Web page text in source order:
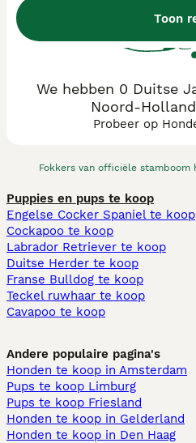
Toon
Fokkers van officiële stamboom
We hebben 0 Duitse
Noord-
Probeer op
Puppies en pups te koop
Engelse Cocker Spaniel te koop
Cockapoo te koop
Labrador Retriever te koop
Duitse Herder te koop
Franse Bulldog te koop
Teckel ruwhaar te koop
Cavapoo te koop
Andere populaire pagina's
Honden te koop in Amsterdam
Pups te koop Limburg​
Pups te koop Friesland​
Honden te koop in Gelderland
Honden te koop in Den Haag